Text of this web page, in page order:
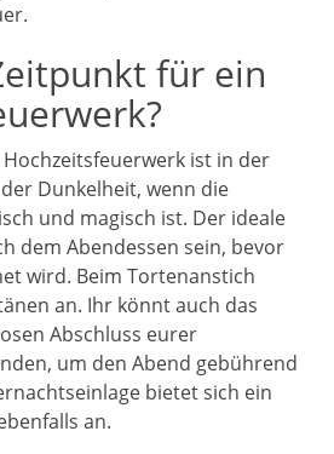
für ein
ist in der
Dunkelheit, wenn die
und magisch ist. Der ideale
dem Abendessen sein, bevor
wird. Beim Tortenanstich
an. Ihr könnt auch das
Abschluss eurer
um den Abend gebührend
bietet sich ein
an.